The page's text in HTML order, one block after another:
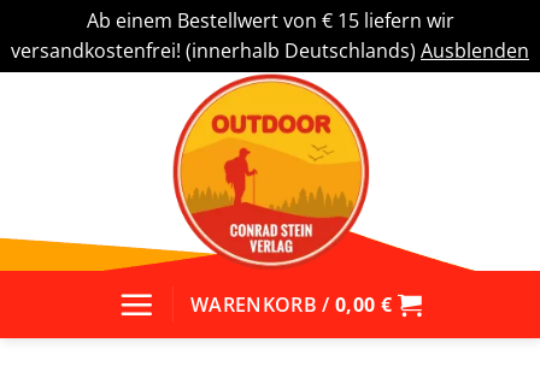
Ab einem Bestellwert von € 15 liefern wir
versandkostenfrei! (innerhalb Deutschlands) Ausblenden
WARENKORB / 0,00 €